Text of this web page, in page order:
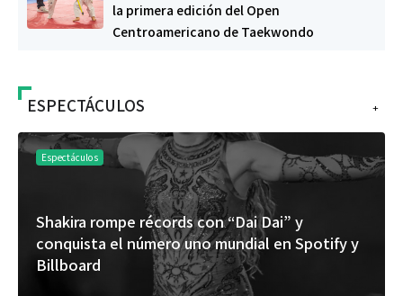
la primera edición del Open
Centroamericano de Taekwondo
+
ESPECTÁCULOS
Espectáculos
Shakira rompe récords con “Dai Dai” y
conquista el número uno mundial en Spotify y
Billboard